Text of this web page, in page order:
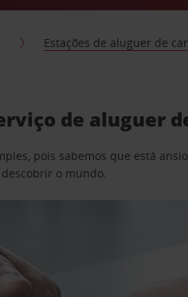
Estações de aluguer de
de aluguer
pois sabemos que está
o mundo.